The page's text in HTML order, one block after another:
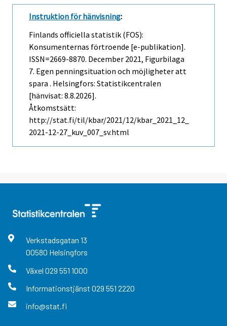
Instruktion för hänvisning:
Finlands officiella statistik (FOS):
Konsumenternas förtroende [e-publikation].
ISSN=2669-8870. December 2021, Figurbilaga
7. Egen penningsituation och möjligheter att
spara . Helsingfors: Statistikcentralen
[hänvisat: 8.8.2026].
Åtkomstsätt:
http://stat.fi/til/kbar/2021/12/kbar_2021_12_
2021-12-27_kuv_007_sv.html
Verkstadsgatan 13
00580 Helsingfors
Växel 029 551 1000
Informationstjänst 029 551 2220
info@stat.fi